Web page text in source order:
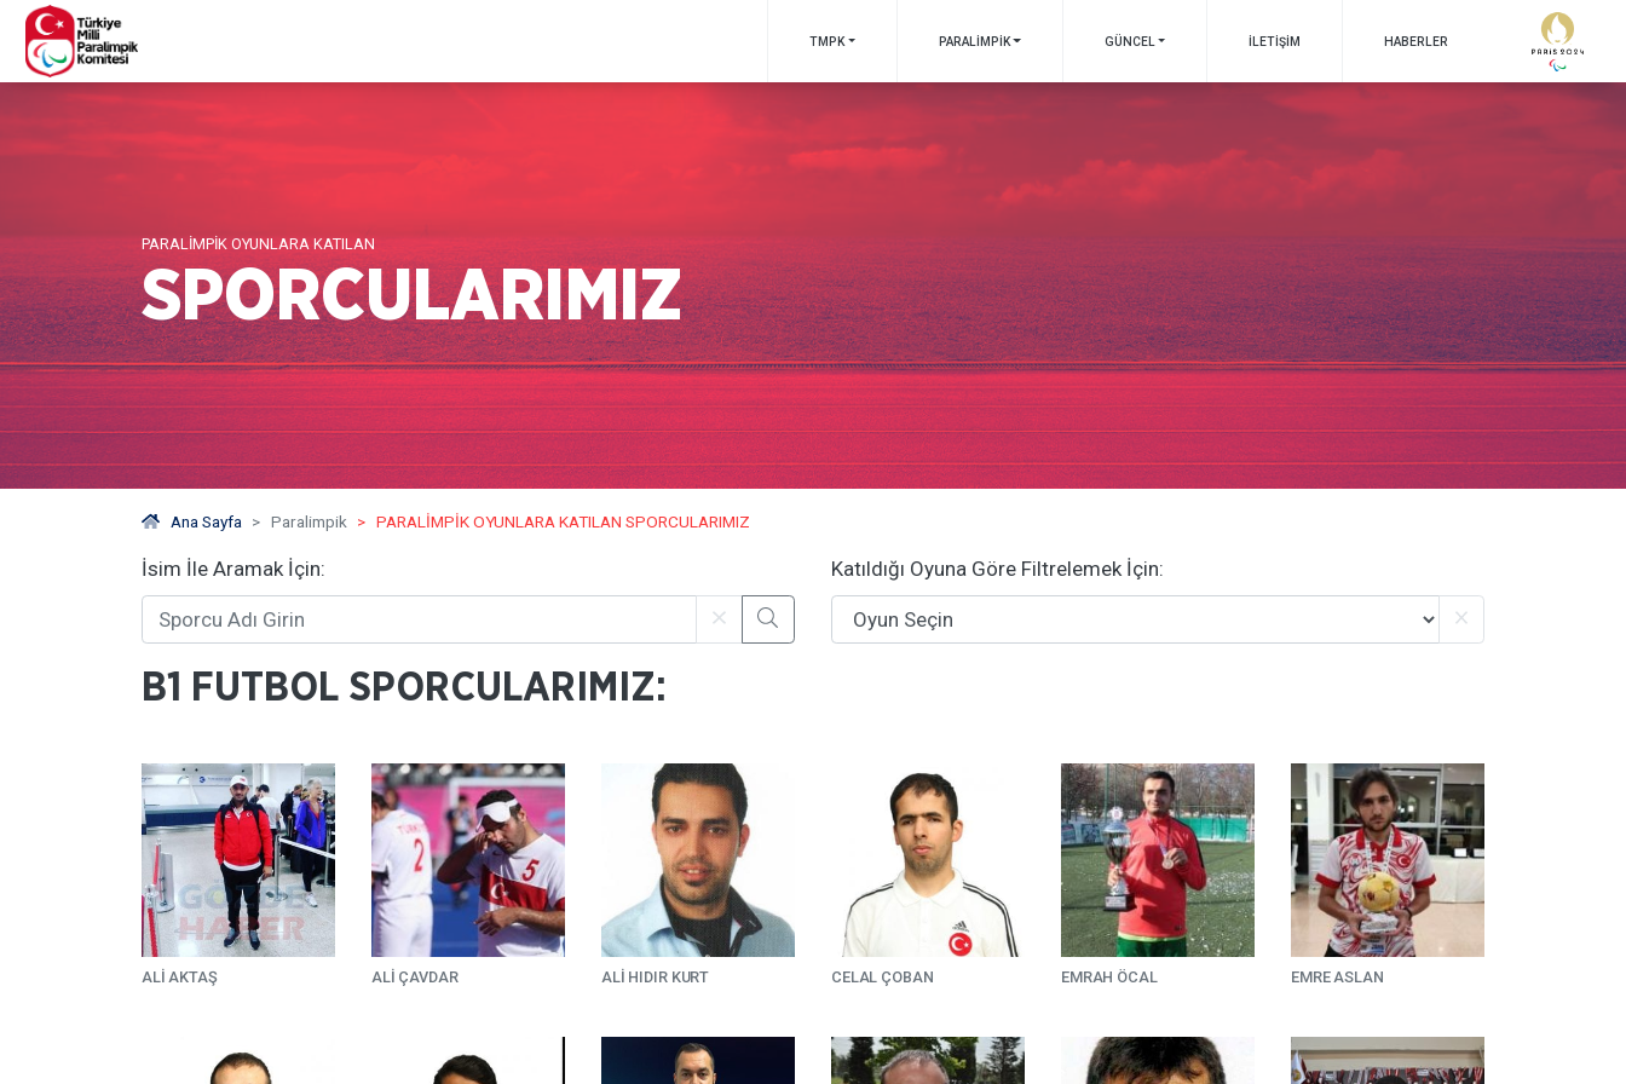
TMPK PARALİMPİK GÜNCEL İLETIŞIM HABERLER
PARALIMPIK OYUNLARA KATILAN
SPORCULARIMIZ
Ana Sayfa Paralimpik PARALIMPIK OYUNLARA KATILAN SPORCULARIMIZ
İsim İle Aramak İçin: Katıldığı Oyuna Göre Filtrelemek İçin:
B1 FUTBOL SPORCULARIMIZ:
ALI AKTAŞ ALI ÇAVDAR ALİ HIDIR KURT CELAL ÇOBAN EMRAH ÖCAL EMRE ASLAN